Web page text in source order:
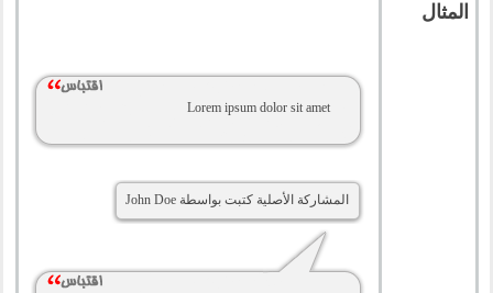
المثال
Lorem ipsum dolor sit amet
المشاركة الأصلية كتبت بواسطة John Doe